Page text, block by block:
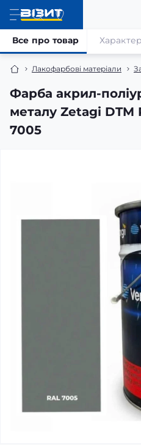
Лакофарбові матеріали
Фарба акрил-
металу Zetagi DTM
7005
Все про товар